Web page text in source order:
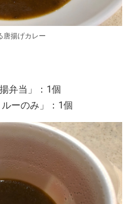
唐揚げカレー
弁当」：1個
ーのみ」：1個